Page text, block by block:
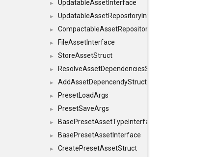
► UpdatableAssetInterface
► UpdatableAssetRepositoryInterface
► CompactableAssetRepositoryInterface
► FileAssetInterface
► StoreAssetStruct
► ResolveAssetDependenciesStruct
► AddAssetDepencendyStruct
► PresetLoadArgs
► PresetSaveArgs
► BasePresetAssetTypeInterface
► BasePresetAssetInterface
► CreatePresetAssetStruct